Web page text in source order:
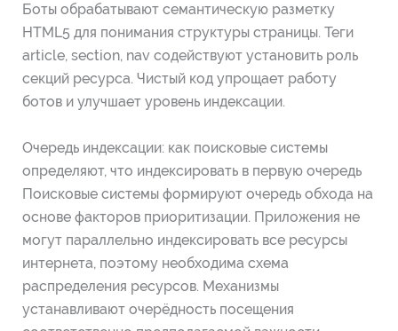
Боты обрабатывают семантическую разметку
HTML5 для понимания структуры страницы. Теги
article, section, nav содействуют установить роль
секций ресурса. Чистый код упрощает работу
ботов и улучшает уровень индексации.
Очередь индексации: как поисковые системы
определяют, что индексировать в первую очередь
Поисковые системы формируют очередь обхода на
основе факторов приоритизации. Приложения не
могут параллельно индексировать все ресурсы
интернета, поэтому необходима схема
распределения ресурсов. Механизмы
устанавливают очерёдность посещения